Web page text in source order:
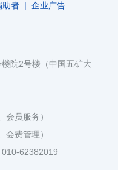
助者 | 企业广告
院2号楼（中国五矿大
会员服务）
费管理）
62382019